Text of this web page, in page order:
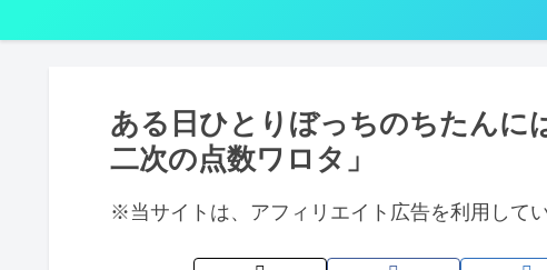
ある日ひとりぼっちのちたんに
二次の点数ワロタ」
※当サイトは、アフィリエイト広告を利用して